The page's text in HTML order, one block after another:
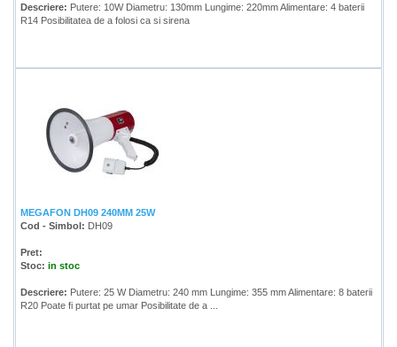
Descriere: Putere: 10W Diametru: 130mm Lungime: 220mm Alimentare: 4 baterii
R14 Posibilitatea de a folosi ca si sirena
MEGAFON DH09 240MM 25W
Cod - Simbol: DH09
Pret:
Stoc: in stoc
Descriere: Putere: 25 W Diametru: 240 mm Lungime: 355 mm Alimentare: 8 baterii
R20 Poate fi purtat pe umar Posibilitate de a ...